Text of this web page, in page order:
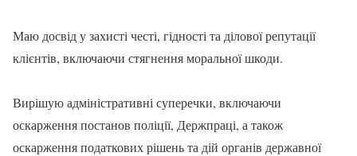
Маю досвід у захисті честі, гідності та ділової репутації
клієнтів, включаючи стягнення моральної шкоди.
Вирішую адміністративні суперечки, включаючи
оскарження постанов поліції, Держпраці, а також
оскарження податкових рішень та дій органів державної